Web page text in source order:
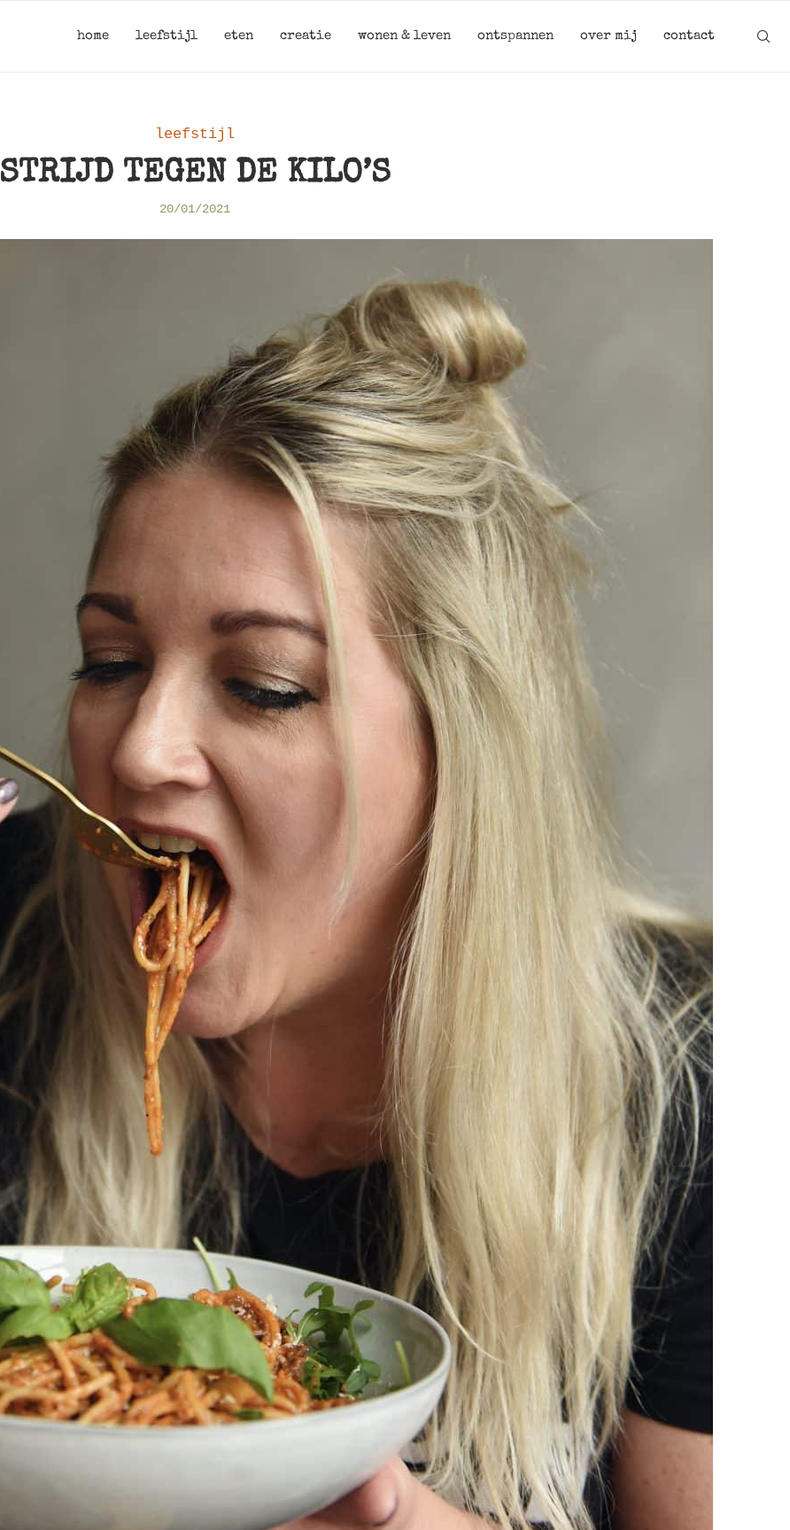
home leefstijl eten creatie wonen & leven ontspannen over mij contact
leefstijl
STRIJD TEGEN DE KILO’S
20/01/2021